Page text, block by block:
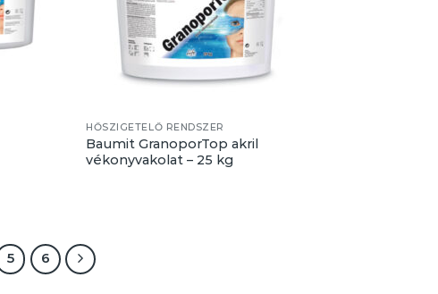
HŐSZIGETELŐ RENDSZER
Baumit GranoporTop akril
vékonyvakolat – 25 kg
5 6